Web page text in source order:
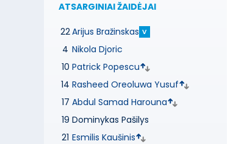
ATSARGINIAI ŽAIDĖJAI
22Arijus Bražinskas V
4 Nikola Djoric
10 Patrick Popescu
14 Rasheed Oreoluwa Yusuf
17 Abdul Samad Harouna
19 Dominykas Pašilys
21 Esmilis Kaušinis